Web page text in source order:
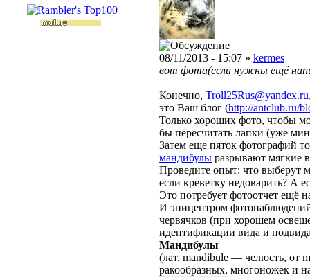
08/11/2013 - 15:07 » kermes
вот фота(если нужны ещё
Конечно, Troll25Rus@yandex.ru
это Ваш блог (http://antclub.ru/
Только хороших фото, чтобы
бы пересчитать лапки (уже
Затем еще пяток фотографий
мандибулы разрывают мягкие
Проведите опыт: что выберут
если креветку недоварить? А
Это потребует фотоотчет ещё
И эпицентром
червячков (при хорошем
идентификации вида и
Мандибулы
(лат. mandibule — челюсть, от
ракообразных, многоножек и